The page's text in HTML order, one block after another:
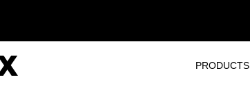
PRODUCTS